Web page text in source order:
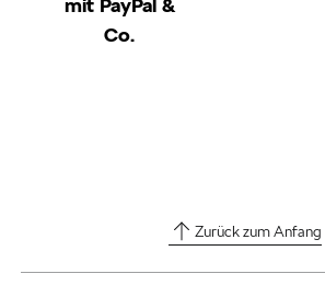
Co.
Zurück zum Anfang